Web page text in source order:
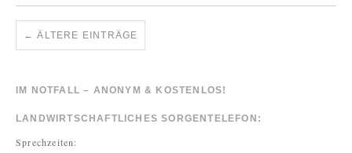
← ÄLTERE EINTRÄGE
IM NOTFALL – ANONYM & KOSTENLOS!
LANDWIRTSCHAFTLICHES SORGENTELEFON:
Sprechzeiten: